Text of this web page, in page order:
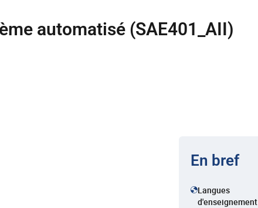
automatisé (SAE401_AII)
En bref
Langues
d'enseignement